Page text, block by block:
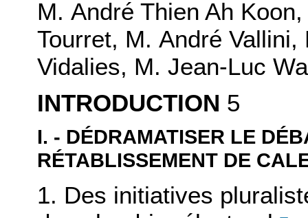
M. André Thien Ah
Tourret, M. André
Vidalies, M. Jean-Luc
INTRODUCTION 5
I. - DÉDRAMATISER LE
RÉTABLISSEMENT DE
1. Des initiatives